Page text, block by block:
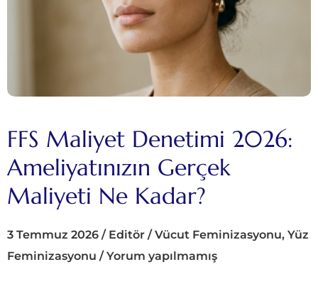
FFS Maliyet Denetimi 2026:
Ameliyatınızın Gerçek
Maliyeti Ne Kadar?
3 Temmuz 2026 / Editör / Vücut Feminizasyonu, Yüz
Feminizasyonu / Yorum yapılmamış